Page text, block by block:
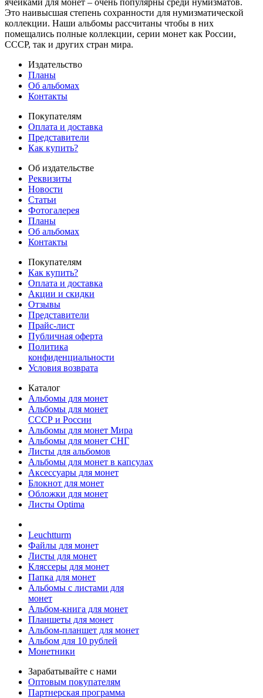
Это наивысшая степень сохранности для нумизматической
коллекции. Наши альбомы рассчитаны чтобы в них
помещались полные коллекции, серии монет как России,
СССР, так и других стран мира.
Издательство
Планы
Об альбомах
Контакты
Покупателям
Оплата и доставка
Представители
Как купить?
Об издательстве
Реквизиты
Новости
Статьи
Фотогалерея
Планы
Об альбомах
Контакты
Покупателям
Как купить?
Оплата и доставка
Акции и скидки
Отзывы
Представители
Прайс-лист
Публичная оферта
Политика
конфиденциальности
Условия возврата
Каталог
Альбомы для монет
Альбомы для монет
СССР и России
Альбомы для монет Мира
Альбомы для монет СНГ
Листы для альбомов
Альбомы для монет в капсулах
Аксессуары для монет
Блокнот для монет
Обложки для монет
Листы Optima
Leuchtturm
Файлы для монет
Листы для монет
Кляссеры для монет
Папка для монет
Альбомы с листами для
монет
Альбом-книга для монет
Планшеты для монет
Альбом-планшет для монет
Альбом для 10 рублей
Монетники
Зарабатывайте с нами
Оптовым покупателям
Партнерская программа